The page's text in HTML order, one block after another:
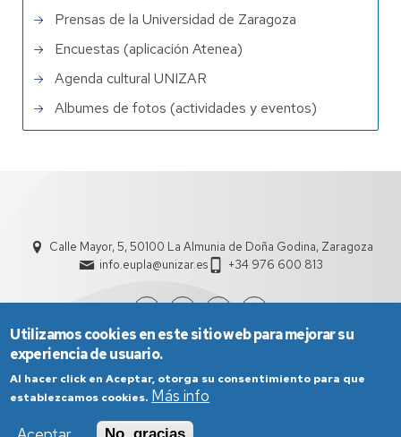
Prensas de la Universidad de Zaragoza
Encuestas (aplicación Atenea)
Agenda cultural UNIZAR
Albumes de fotos (actividades y eventos)
Calle Mayor, 5, 50100 La Almunia de Doña Godina, Zaragoza
info.eupla@unizar.es
+34 976 600 813
Utilizamos cookies en este sitio web para mejorar su
experiencia de usuario.
Al hacer click en Aceptar, otorga su consentimiento para que
establezcamos cookies. Más info